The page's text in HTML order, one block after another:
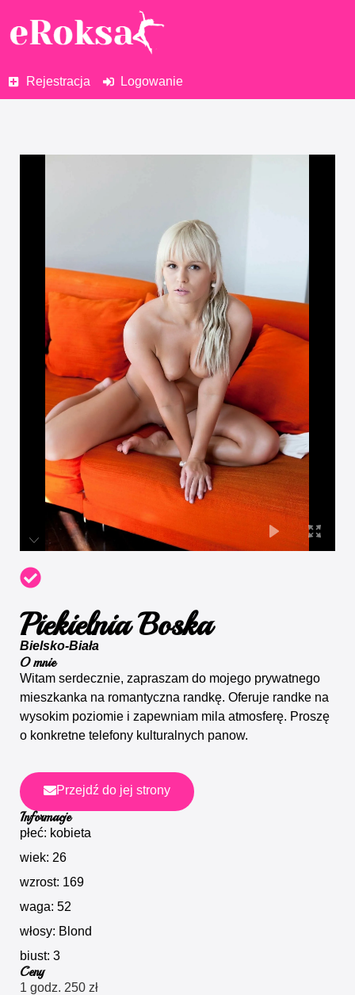
Rejestracja Logowanie
Piekielnia Boska
Bielsko-Biała
O mnie
Witam serdecznie, zapraszam do mojego prywatnego
mieszkanka na romantyczna randkę. Oferuje randke na
wysokim poziomie i zapewniam mila atmosferę. Proszę
o konkretne telefony kulturalnych panow.
Przejdź do jej strony
Informacje
płeć: kobieta
wiek: 26
wzrost: 169
waga: 52
włosy: Blond
biust: 3
Ceny
1 godz. 250 zł